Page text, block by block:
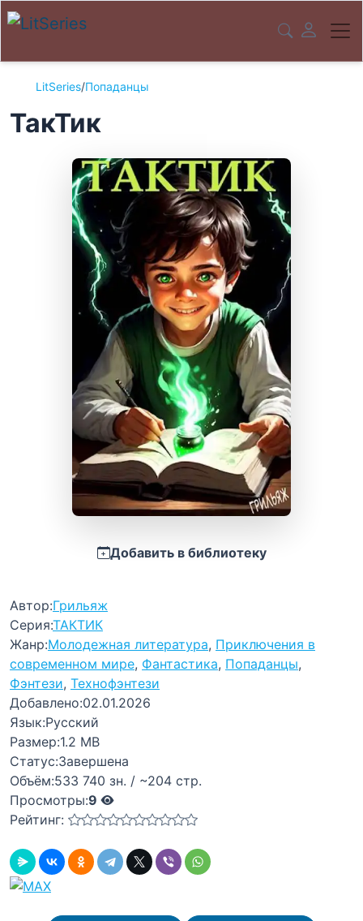
LitSeries/Попаданцы
ТакТик
Добавить в библиотеку
Автор:Грильяж
Серия:ТАКТИК
Жанр:Молодежная литература, Приключения в
современном мире, Фантастика, Попаданцы,
Фэнтези, Технофэнтези
Добавлено:02.01.2026
Язык:Русский
Размер:1.2 MB
Статус:Завершена
Объём:533 740 зн. / ~204 стр.
Просмотры:9
Рейтинг: